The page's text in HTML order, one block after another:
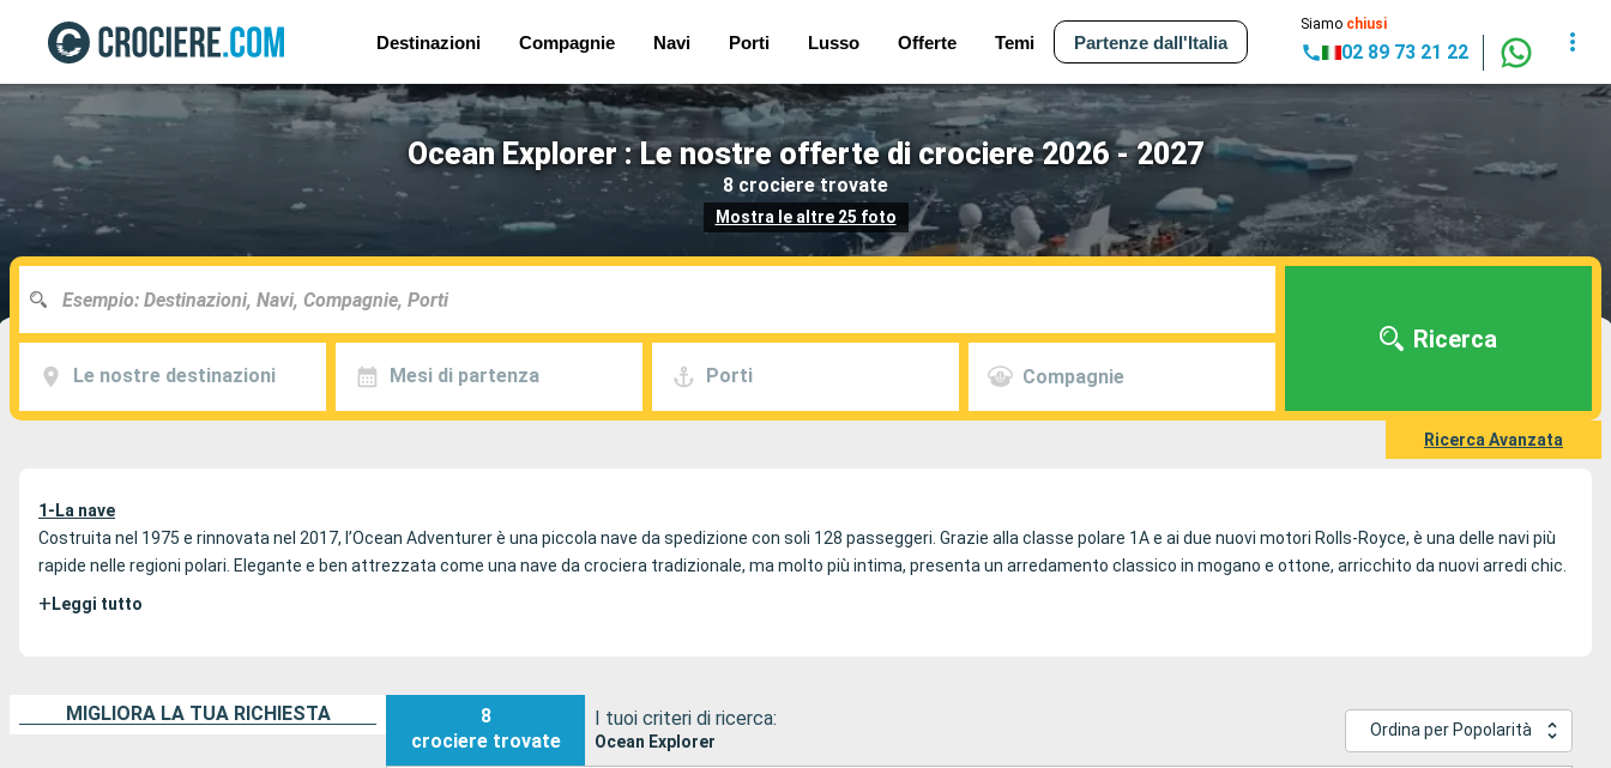
Destinazioni Compagnie Navi Porti Lusso Offerte Temi Partenze dall'Italia
Siamo chiusi
02 89 73 21 22
Ocean Explorer : Le nostre offerte di crociere 2026 - 2027
8 crociere trovate
Mostra le altre 25 foto
Le nostre destinazioni Mesi di partenza Porti Compagnie
Ricerca
Ricerca Avanzata
1-La nave
Costruita nel 1975 e rinnovata nel 2017, l’Ocean Adventurer è una piccola nave da spedizione con soli 128 passeggeri. Grazie alla classe polare 1A e ai due nuovi motori Rolls-Royce, è una delle navi più
rapide nelle regioni polari. Elegante e ben attrezzata come una nave da crociera tradizionale, ma molto più intima, presenta un arredamento classico in mogano e ottone, arricchito da nuovi arredi chic.
+ Leggi tutto
MIGLIORA LA TUA RICHIESTA
8
crociere trovate
I tuoi criteri di ricerca:
Ocean Explorer
Ordina per Popolarità